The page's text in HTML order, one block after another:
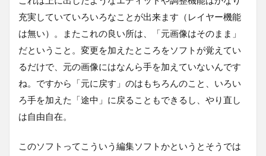
充実していていろいろなことが出来ます（レイヤー機能
は無い）。またこれの良い所は、「元画像はそのまま」
だということ。変更を加えたところをソフトが覚えてい
るだけで、元の画像にはなんら手を加えていないんです
ね。ですから「元に戻す」のはもちろんのこと、いろい
ろ手を加えた「途中」に戻ることもできるし、やり直し
は自由自在。
このソフトってこういう編集ソフトかというとそうでは